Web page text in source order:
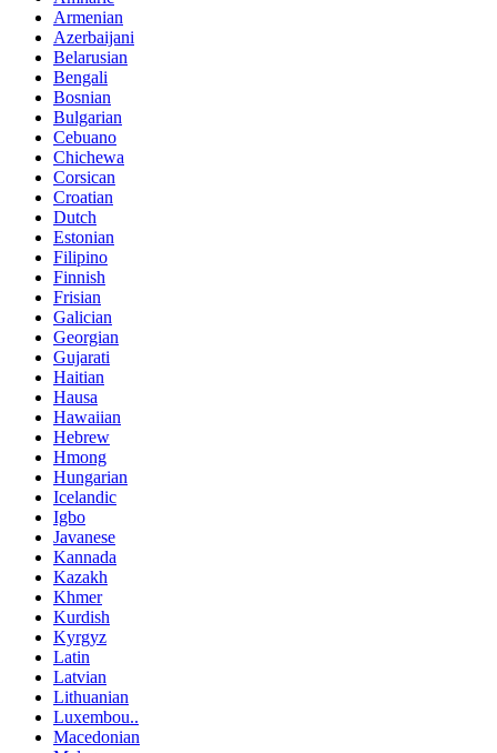
Armenian
Azerbaijani
Belarusian
Bengali
Bosnian
Bulgarian
Cebuano
Chichewa
Corsican
Croatian
Dutch
Estonian
Filipino
Finnish
Frisian
Galician
Georgian
Gujarati
Haitian
Hausa
Hawaiian
Hebrew
Hmong
Hungarian
Icelandic
Igbo
Javanese
Kannada
Kazakh
Khmer
Kurdish
Kyrgyz
Latin
Latvian
Lithuanian
Luxembou..
Macedonian